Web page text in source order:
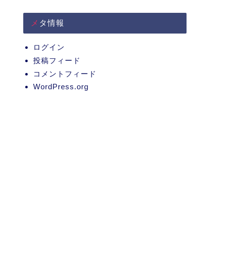
メタ情報
ログイン
投稿フィード
コメントフィード
WordPress.org